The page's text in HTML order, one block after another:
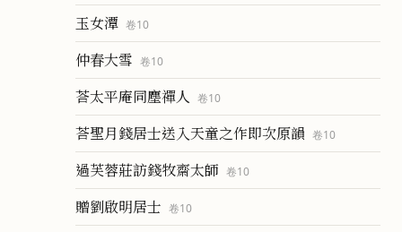
玉女潭 卷10
仲春大雪 卷10
荅太平庵同塵禪人 卷10
荅聖月錢居士送入天童之作即次原韻 卷10
過芙蓉莊訪錢牧齋太師 卷10
贈劉啟明居士 卷10